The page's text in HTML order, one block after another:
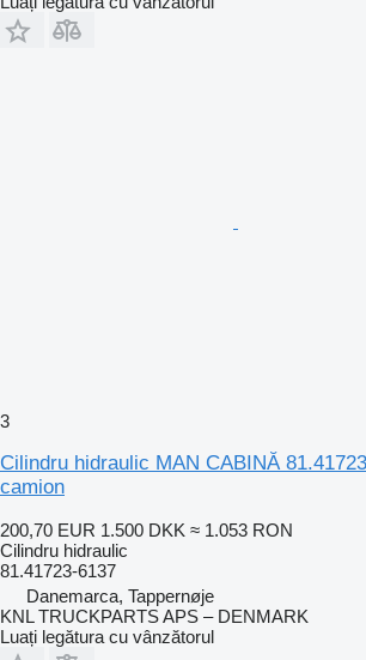
3
Cilindru hidraulic MAN CABINĂ
camion
200,70 EUR 1.500 DKK ≈ 1.053 RON
Cilindru hidraulic
81.41723-6137
Danemarca, Tappernøje
KNL TRUCKPARTS APS – DENMARK
Luați legătura cu vânzătorul